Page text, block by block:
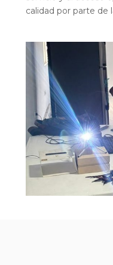
calidad por parte de